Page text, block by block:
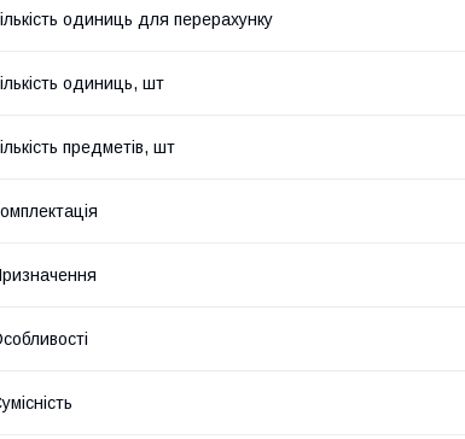
одиниць для перерахунку
одиниць, шт
предметів, шт